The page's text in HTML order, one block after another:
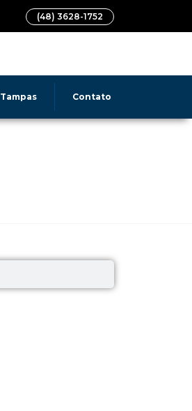
(48) 3628-1752
Tampas Contato